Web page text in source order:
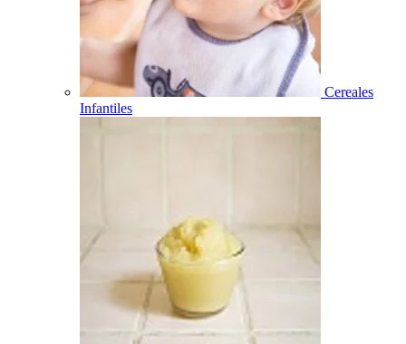
Cereales
Infantiles